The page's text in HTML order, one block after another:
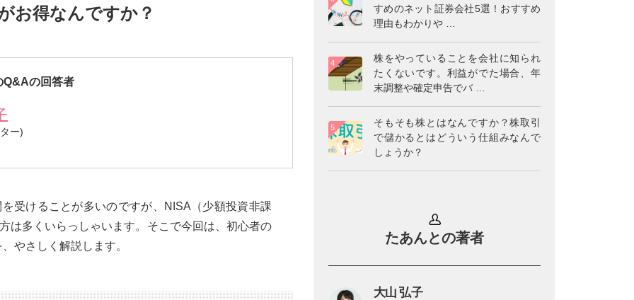
お得なんですか？
Q&Aの回答者
ー)
受けることが多いのですが、NISA（少額投資非課
は多くいらっしゃいます。そこで今回は、初心者の
やさしく解説します。
すめのネット証券会社5選！おすすめ
理由もわかりや
株をやっていることを会社に知られ
たくないです。利益がでた場合、年
末調整や確定申告でバ…
そもそも株とはなんですか？株取引
で儲かるとはどういう仕組みなんで
しょうか？
たあんとの著者
大山 弘子